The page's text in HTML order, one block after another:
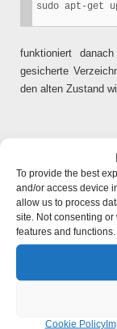
To provide the best
and/or access device
allow us to process
site. Not consenting
features and functions.
Cookie Policy
funktioniert
gesicherte
den alten Zustand
http://www.ubuntu-
Ubuntu: